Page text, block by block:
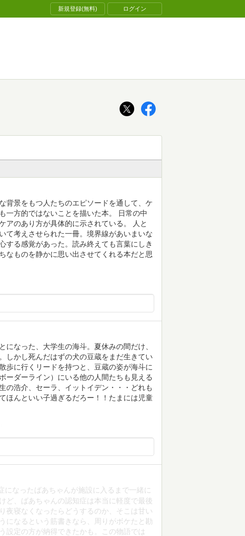
新規登録(無料) ログイン
背景をもつ人たちのエピソードを通して、ケ
一方的ではないことを描いた本。 日常の中
アのあり方が具体的に示されている。 人と
て考えさせられた一冊。境界線があいまいな
する感覚があった。読み終えても言葉にしき
なものを静かに思い出させてくれる本だと思
なった、大学生の海斗。夏休みの間だけ、
しかし死んだはずの犬の豆蔵をまだ生きてい
歩に行くリードを持つと、豆蔵の姿が海斗に
ーダーライン）にいる他の人間たちも見える
の浩介、セーラ、イットイデン・・・どれも
ほんといい子過ぎるだろー！！たまには児童
になったばあちゃんが施設に入るまで一緒に
ど、ばあちゃんの認知症は本当に軽度で最後
夜寝なくなったらどうするのか、そこは甘い
になるという筋書きなら、周りがボケたと勘
設定の方が納得できたかも。この物語では